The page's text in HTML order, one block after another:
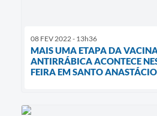
08 FEV 2022 - 13h36
MAIS UMA ETAPA DA
ANTIRRÁBICA ACONTECE
FEIRA EM SANTO ANASTÁCIO